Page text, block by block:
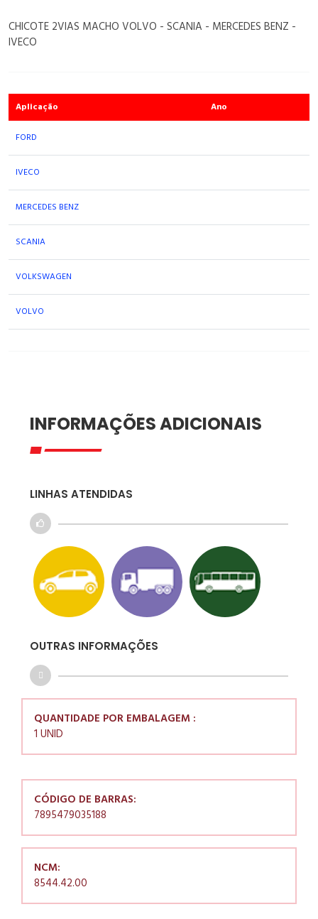
CHICOTE 2VIAS MACHO VOLVO - SCANIA - MERCEDES BENZ -
IVECO
Aplicação Ano
FORD
IVECO
MERCEDES BENZ
SCANIA
VOLKSWAGEN
VOLVO
INFORMAÇÕES ADICIONAIS
LINHAS ATENDIDAS
OUTRAS INFORMAÇÕES
QUANTIDADE POR EMBALAGEM :
1 UNID
CÓDIGO DE BARRAS:
7895479035188
NCM:
8544.42.00